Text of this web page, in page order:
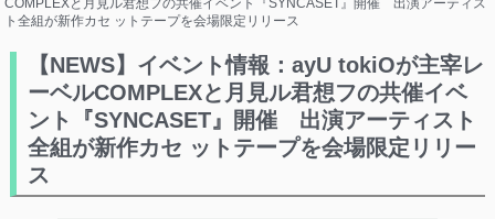
ト全組が新作カセ ットテープを会場限定リリース
【NEWS】イベント情報：ayU tokiOが主宰レ
ーベルCOMPLEXと月見ル君想フの共催イベ
ント『SYNCASET』開催 出演アーティスト
全組が新作カセ ットテープを会場限定リリー
ス